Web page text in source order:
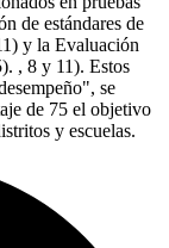
de estándares de
y la Evaluación
, 8 y 11). Estos
se
de 75 el objetivo
y escuelas.